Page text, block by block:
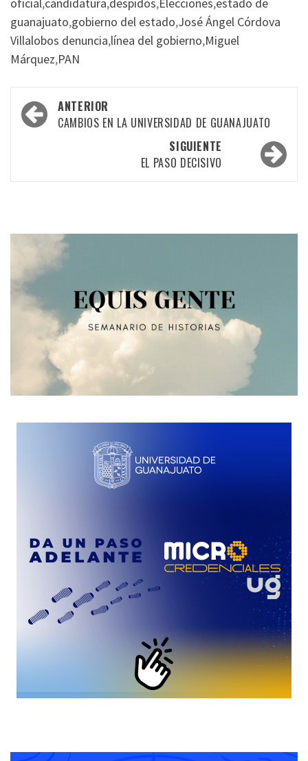
oficial,candidatura,despidos,Elecciones,estado de
guanajuato,gobierno del estado,José Ángel Córdova
Villalobos denuncia,línea del gobierno,Miguel
Márquez,PAN
Navegación
por
ANTERIOR
CAMBIOS EN LA UNIVERSIDAD DE GUANAJUATO
SIGUIENTE
EL PASO DECISIVO